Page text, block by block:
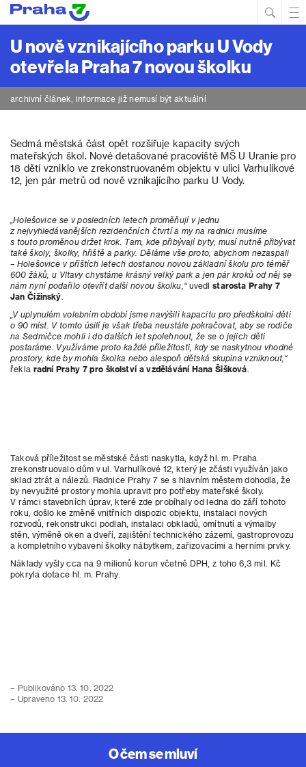
U nově vznikajícího parku U Vody
otevřela Praha 7 novou školku
archivní článek, informace již nemusí být aktuální
Sedmá městská část opět rozšiřuje kapacity svých
mateřských škol. Nové detašované pracoviště MŠ U Uranie pro
18 dětí vzniklo ve zrekonstruovaném objektu v ulici Varhulíkové
12, jen pár metrů od nově vznikajícího parku U Vody.
„Holešovice se v posledních letech proměňují v jednu
z nejvyhledávanějších rezidenčních čtvrtí a my na radnici musíme
s touto proměnou držet krok. Tam, kde přibývají byty, musí nutně přibývat
také školy, školky, hřiště a parky. Děláme vše proto, abychom nezaspali
– Holešovice v příštích letech dostanou novou základní školu pro téměř
600 žáků, u Vltavy chystáme krásný velký park a jen pár kroků od něj se
nám nyní podařilo otevřít další novou školku,“uvedlstarosta Prahy 7
Jan Čižinský
„V uplynulém volebním období jsme navýšili kapacitu pro předškolní děti
o 90 míst. V tomto úsilí je však třeba neustále pokračovat, aby se rodiče
na Sedmičce mohli i do dalších let spolehnout, že se o jejich děti
postaráme. Využíváme proto každé příležitosti, kdy se naskytnou vhodné
prostory, kde by mohla školka nebo alespoň dětská skupina vzniknout,“
řekla radní Prahy 7 pro školství a vzdělávání Hana Šišková
Taková příležitost se městské části naskytla, když hl. m. Praha
zrekonstruovalo dům v ul. Varhulíkové 12, který je zčásti využíván jako
sklad ztrát a nálezů. Radnice Prahy 7 se s hlavním městem dohodla, že
by nevyužité prostory mohla upravit pro potřeby mateřské školy.
V rámci stavebních úprav, které zde probíhaly od ledna do září tohoto
roku, došlo ke změně vnitřních dispozic objektu, instalaci nových
rozvodů, rekonstrukci podlah, instalaci obkladů, omítnutí a výmalby
stěn, výměně oken a dveří, zajištění technického zázemí, gastroprovozu
a kompletního vybavení školky nábytkem, zařizovacími a herními prvky.
Náklady vyšly cca na 9 milionů korun včetně DPH, z toho 6,3 mil. Kč
pokryla dotace hl. m. Prahy.
– Publikováno 13. 10. 2022
– Upraveno 13. 10. 2022
O čem se mluví